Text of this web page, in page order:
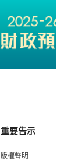
重要告示
版權聲明